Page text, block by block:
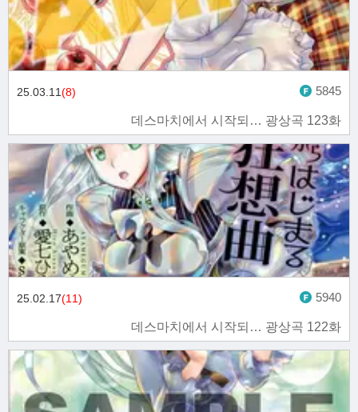
데스마치에서 시작되… 광상곡 123화
25.03.11(8) 5845
데스마치에서 시작되… 광상곡 122화
25.02.17(11) 5940